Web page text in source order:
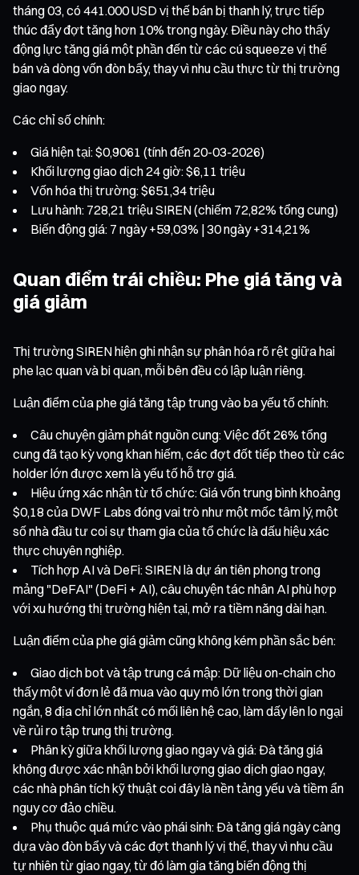
tháng 03, có 441.000 USD vị thế bán bị thanh lý, trực tiếp
thúc đẩy đợt tăng hơn 10% trong ngày. Điều này cho thấy
động lực tăng giá một phần đến từ các cú squeeze vị thế
bán và dòng vốn đòn bẩy, thay vì nhu cầu thực từ thị trường
giao ngay.
Các chỉ số chính:
Giá hiện tại: $0,9061 (tính đến 20-03-2026)
Khối lượng giao dịch 24 giờ: $6,11 triệu
Vốn hóa thị trường: $651,34 triệu
Lưu hành: 728,21 triệu SIREN (chiếm 72,82% tổng cung)
Biến động giá: 7 ngày +59,03% | 30 ngày +314,21%
Quan điểm trái chiều: Phe giá tăng và
giá giảm
Thị trường SIREN hiện ghi nhận sự phân hóa rõ rệt giữa hai
phe lạc quan và bi quan, mỗi bên đều có lập luận riêng.
Luận điểm của phe giá tăng tập trung vào ba yếu tố chính:
Câu chuyện giảm phát nguồn cung: Việc đốt 26% tổng
cung đã tạo kỳ vọng khan hiếm, các đợt đốt tiếp theo từ các
holder lớn được xem là yếu tố hỗ trợ giá.
Hiệu ứng xác nhận từ tổ chức: Giá vốn trung bình khoảng
$0,18 của DWF Labs đóng vai trò như một mốc tâm lý, một
số nhà đầu tư coi sự tham gia của tổ chức là dấu hiệu xác
thực chuyên nghiệp.
Tích hợp AI và DeFi: SIREN là dự án tiên phong trong
mảng "DeFAI" (DeFi + AI), câu chuyện tác nhân AI phù hợp
với xu hướng thị trường hiện tại, mở ra tiềm năng dài hạn.
Luận điểm của phe giá giảm cũng không kém phần sắc bén:
Giao dịch bot và tập trung cá mập: Dữ liệu on-chain cho
thấy một ví đơn lẻ đã mua vào quy mô lớn trong thời gian
ngắn, 8 địa chỉ lớn nhất có mối liên hệ cao, làm dấy lên lo ngại
về rủi ro tập trung thị trường.
Phân kỳ giữa khối lượng giao ngay và giá: Đà tăng giá
không được xác nhận bởi khối lượng giao dịch giao ngay,
các nhà phân tích kỹ thuật coi đây là nền tảng yếu và tiềm ẩn
nguy cơ đảo chiều.
Phụ thuộc quá mức vào phái sinh: Đà tăng giá ngày càng
dựa vào đòn bẩy và các đợt thanh lý vị thế, thay vì nhu cầu
tự nhiên từ giao ngay, từ đó làm gia tăng biến động thị